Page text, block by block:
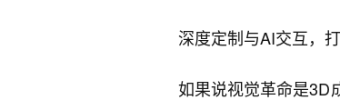
深度定制与AI交互，
如果说视觉革命是3D